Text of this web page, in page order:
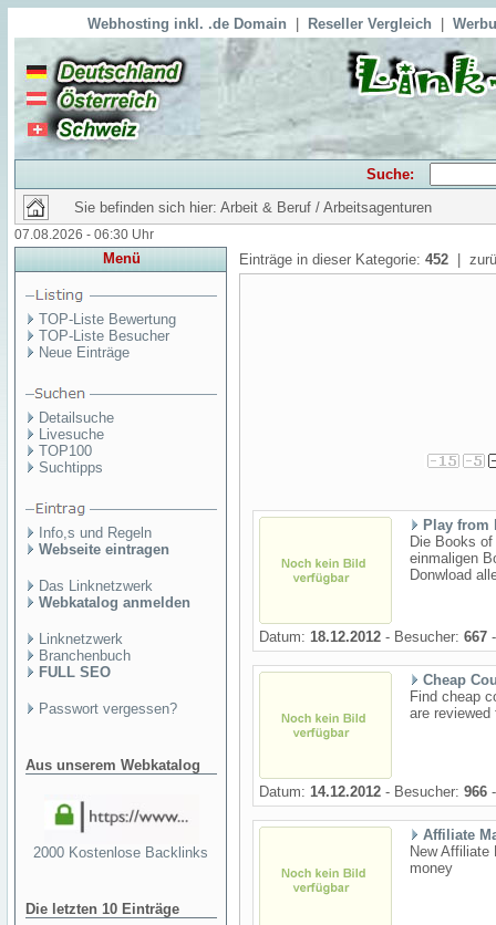
Webhosting inkl. .de Domain Reseller Vergleich
Suche:
Sie befinden sich hier: Arbeit & Beruf / Arbeitsagenturen
07.08.2026 - 06:30 Uhr
Menü
TOP-Liste Bewertung
TOP-Liste Besucher
Neue Einträge
Detailsuche
Livesuche
TOP100
Suchtipps
Info,s und Regeln
Webseite eintragen
Das Linknetzwerk
Webkatalog anmelden
Linknetzwerk
Branchenbuch
FULL SEO
Passwort vergessen?
Aus unserem Webkatalog
2000 Kostenlose Backlinks
Die letzten 10 Einträge
Einträge in dieser Kategorie: 452 |
Play from
Die Books
einmaligen
Donwload
Datum: 18.12.2012 - Besucher: 667
Cheap
Find cheap
are
Datum: 14.12.2012 - Besucher: 966
Affiliate
New
money